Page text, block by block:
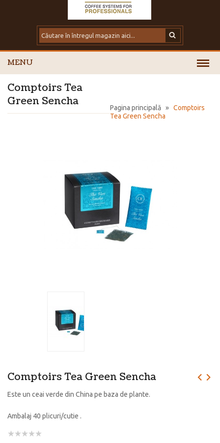
MENU
Pagina principală » Comptoirs
Tea Green Sencha
Comptoirs Tea
Green Sencha
Comptoirs Tea Green Sencha
Este un ceai verde din China pe baza de plante.
Ambalaj 40 plicuri/cutie .